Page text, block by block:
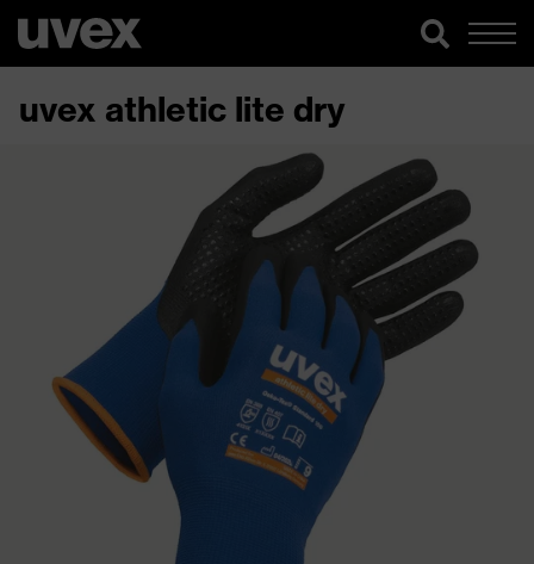
uvex athletic lite dry